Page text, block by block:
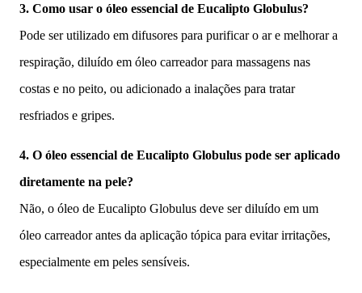
3. Como usar o óleo essencial de Eucalipto Globulus?
Pode ser utilizado em difusores para purificar o ar e melhorar a
respiração, diluído em óleo carreador para massagens nas
costas e no peito, ou adicionado a inalações para tratar
resfriados e gripes.
4. O óleo essencial de Eucalipto Globulus pode ser aplicado
diretamente na pele?
Não, o óleo de Eucalipto Globulus deve ser diluído em um
óleo carreador antes da aplicação tópica para evitar irritações,
especialmente em peles sensíveis.